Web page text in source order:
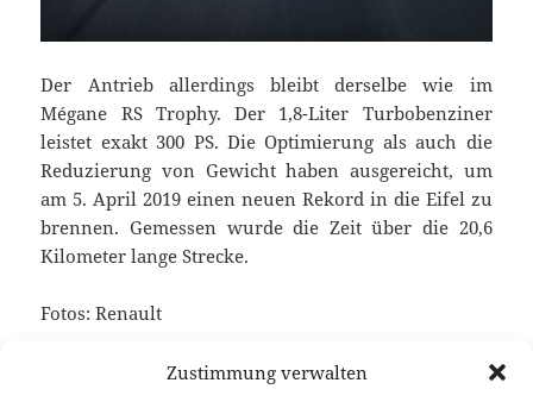
Zustimmung verwalten
Der Antrieb allerdings bleibt derselbe wie im
Mégane RS Trophy. Der 1,8-Liter Turbobenziner
leistet exakt 300 PS. Die Optimierung als auch die
Reduzierung von Gewicht haben ausgereicht, um
am 5. April 2019 einen neuen Rekord in die Eifel zu
brennen. Gemessen wurde die Zeit über die 20,6
Kilometer lange Strecke.
Fotos: Renault
Keine verwandten Posts gefunden.